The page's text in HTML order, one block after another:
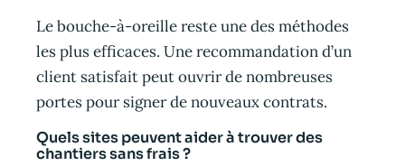
Le bouche-à-oreille reste une des méthodes
les plus efficaces. Une recommandation d’un
client satisfait peut ouvrir de nombreuses
portes pour signer de nouveaux contrats.
Quels sites peuvent aider à trouver des
chantiers sans frais ?